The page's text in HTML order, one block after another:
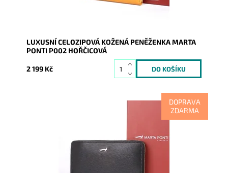
LUXUSNÍ CELOZIPOVÁ KOŽENÁ PENĚŽENKA MARTA
PONTI P002 HOŘČICOVÁ
2 199 Kč
DOPRAVA
ZDARMA
Kožená značková dámská peněženka Marta Ponti v
Skladem
9872
Marta Ponti